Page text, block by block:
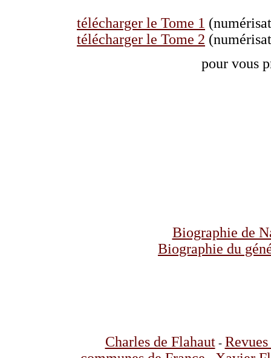
télécharger le Tome 1
télécharger le Tome 2
pour vous
Biographie de
Biographie du
Charles de Flahaut-